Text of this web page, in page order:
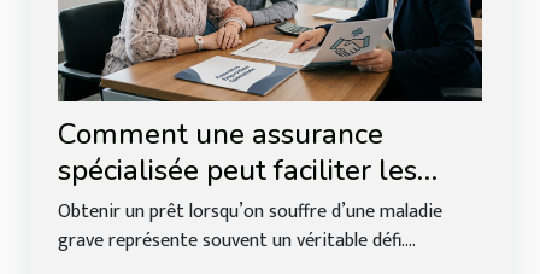
Comment une assurance
spécialisée peut faciliter les
prêts pour les malades graves ?
Obtenir un prêt lorsqu’on souffre d’une maladie
grave représente souvent un véritable défi....